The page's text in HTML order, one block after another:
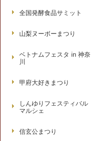
全国発酵食品サミット
山梨ヌーボーまつり
ベトナムフェスタ in 神奈
川
甲府大好きまつり
しんゆりフェスティバル
マルシェ
信玄公まつり